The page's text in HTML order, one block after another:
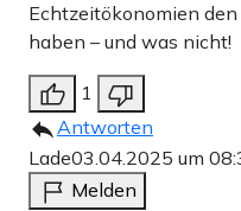
Echtzeitökonomien
haben – und was nicht!
1
Antworten
Lade03.04.2025 um
Melden